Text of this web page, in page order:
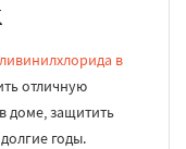
в
отличную
доме, защитить
годы.